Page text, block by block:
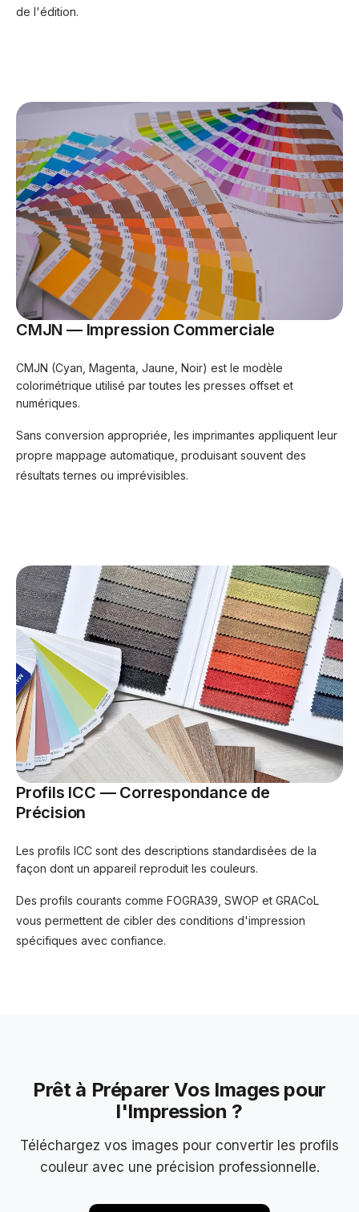
de l'édition.
CMJN — Impression Commerciale
CMJN (Cyan, Magenta, Jaune, Noir) est le modèle
colorimétrique utilisé par toutes les presses offset et
numériques.
Sans conversion appropriée, les imprimantes appliquent leur
propre mappage automatique, produisant souvent des
résultats ternes ou imprévisibles.
Profils ICC — Correspondance de
Précision
Les profils ICC sont des descriptions standardisées de la
façon dont un appareil reproduit les couleurs.
Des profils courants comme FOGRA39, SWOP et GRACoL
vous permettent de cibler des conditions d'impression
spécifiques avec confiance.
Prêt à Préparer Vos Images pour
l'Impression ?
Téléchargez vos images pour convertir les profils
couleur avec une précision professionnelle.